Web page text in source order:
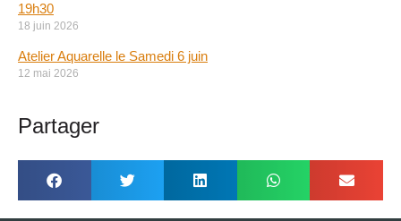
19h30
18 juin 2026
Atelier Aquarelle le Samedi 6 juin
12 mai 2026
Partager